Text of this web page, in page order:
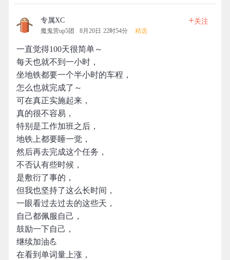
专属XC
魔鬼营up5团 8月20日 22时54分 精选
+关注
一直觉得100天很简单～
每天也就不到一小时，
坐地铁都要一个半小时的车程，
怎么也就完成了～
可在真正实施起来，
真的很不容易，
特别是工作加班之后，
地铁上都要睡一觉，
然后再去完成这个任务，
不否认有些时候，
是敷衍了事的，
但我也坚持了这么长时间，
一眼看过去过去的这些天，
自己都佩服自己，
鼓励一下自己，
继续加油💪
在看到单词量上涨，